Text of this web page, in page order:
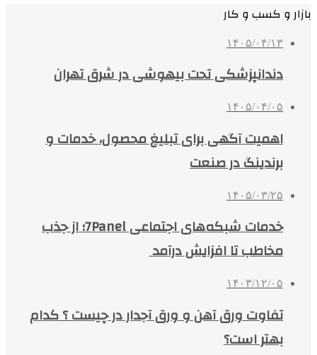
بازار و کسب و کار
۱۴۰۵/۰۴/۱۳
دندانپزشکی تحت بیهوشی در شرق تهران
۱۴۰۵/۰۴/۰۵
اهمیت آگهی برای تبلیغ محصول، خدمات و
برندینگ در صنعت
۱۴۰۵/۰۳/۲۵
خدمات شبکه‌های اجتماعی 7Panel؛ از جذب
مخاطب تا افزایش درآمد
۱۴۰۳/۱۲/۰۵
تفاوت ورق آهن و ورق آجدار در چیست ؟ کدام
بهتر است؟